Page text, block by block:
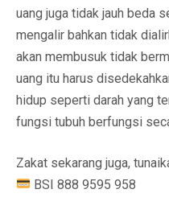
uang juga tidak jauh beda
mengalir bahkan tidak
akan membusuk tidak
uang itu harus
hidup seperti darah yang
fungsi tubuh berfungsi
Zakat sekarang juga,
BSI 888 9595 958